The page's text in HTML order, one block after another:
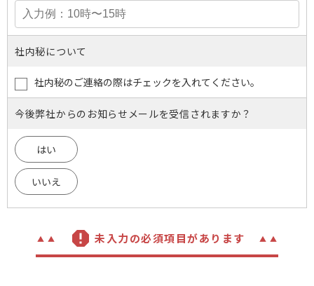
社内秘について
社内秘のご連絡の際はチェックを入れてください。
今後弊社からのお知らせメールを受信されますか？
はい
いいえ
未入力の必須項目があります